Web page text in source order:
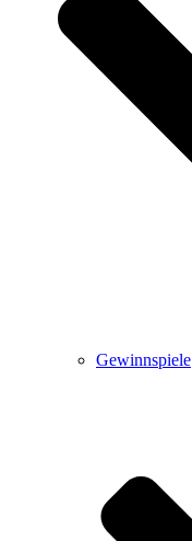
Gewinnspiele